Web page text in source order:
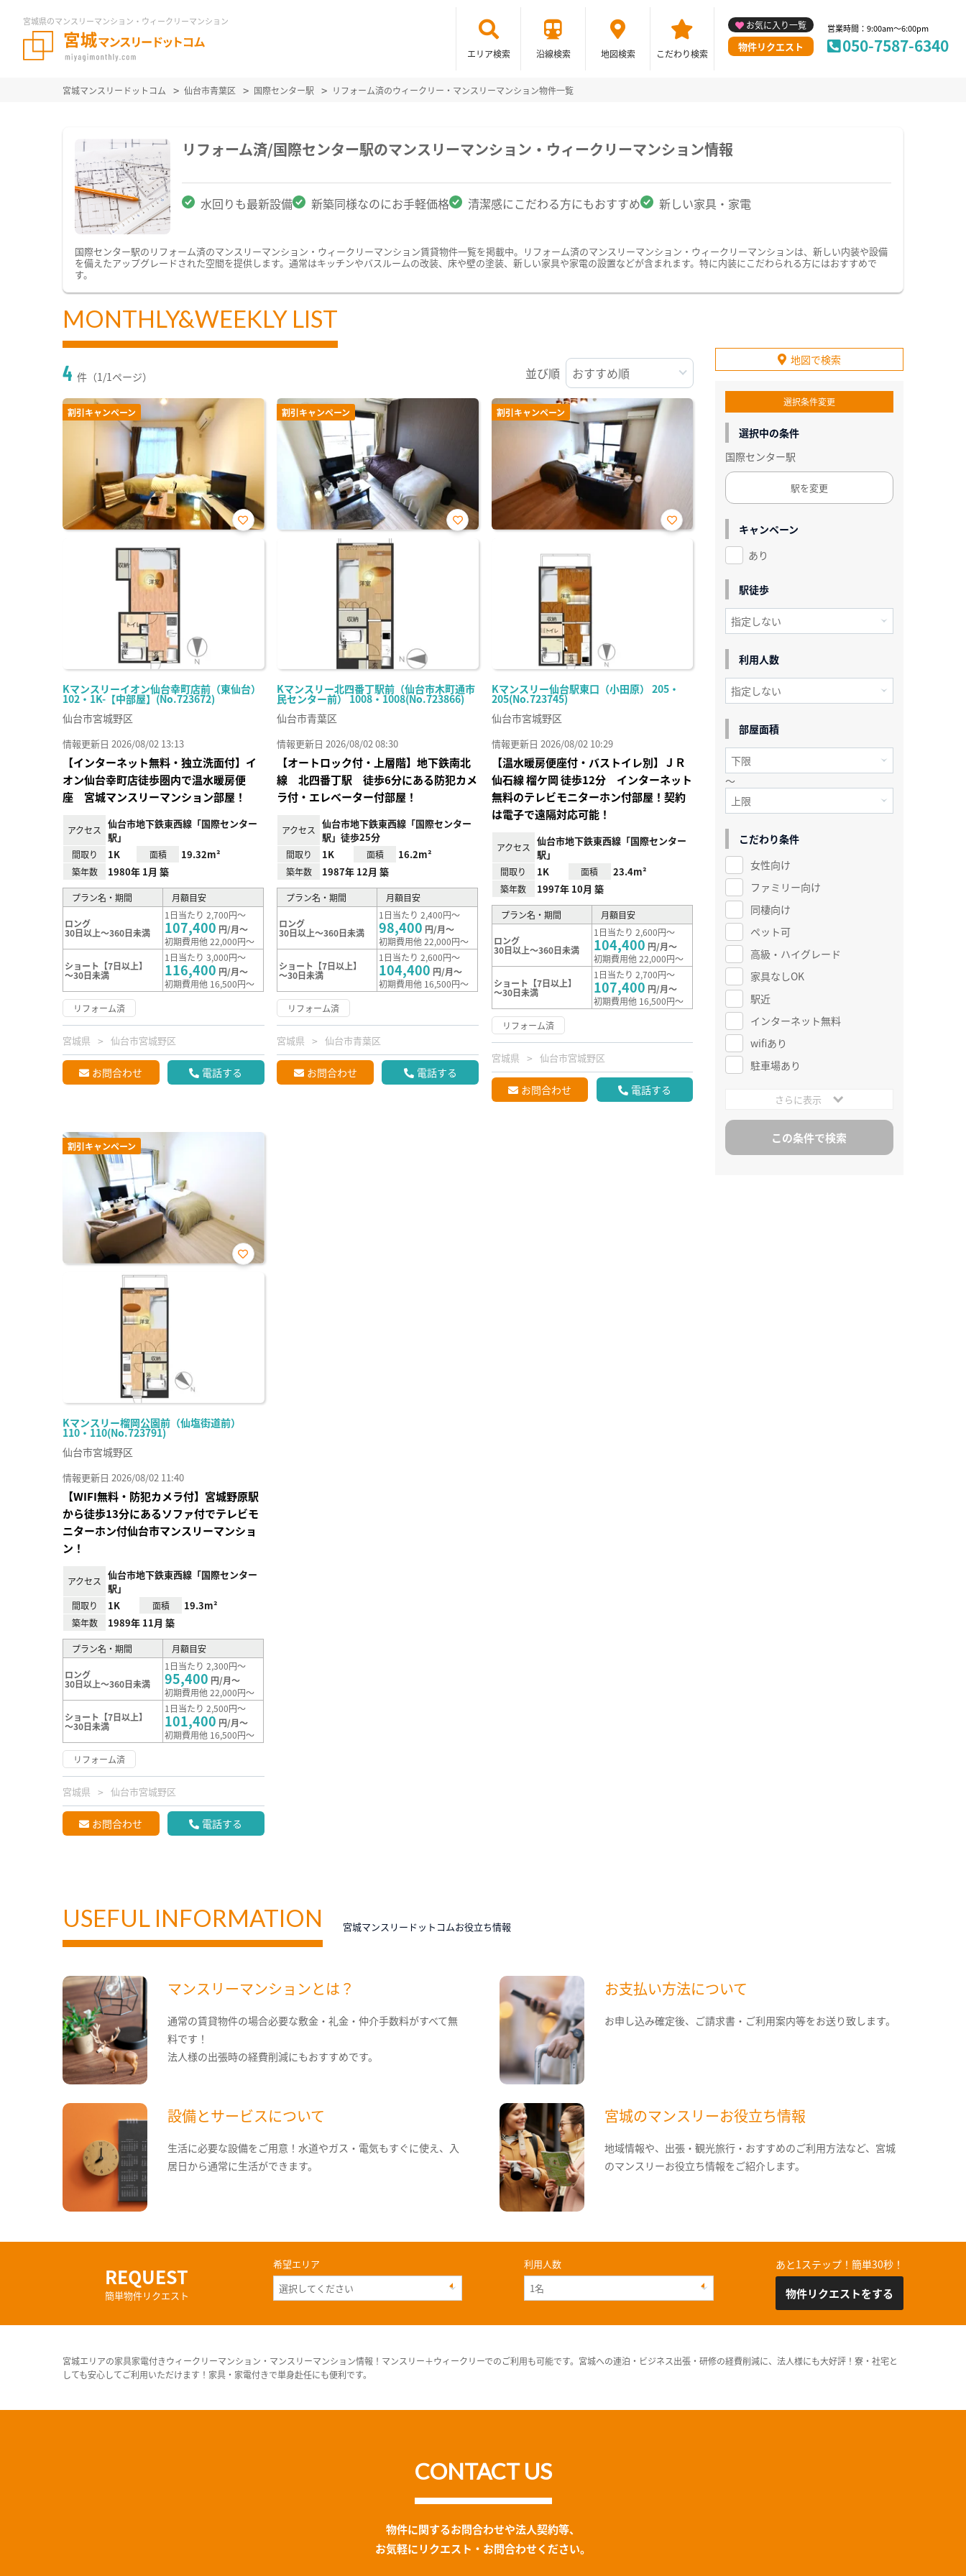
宮城県のマンスリーマンション・ウィークリーマンション
エリア検索 沿線検索 地図検索 こだわり検索
お気に入り一覧
物件リクエスト
営業時間：9:00am～6:00pm
050-7587-6340
宮城マンスリードットコム 仙台市青葉区 国際センター駅 リフォーム済のウィークリー・マンスリーマンション物件一覧
リフォーム済/国際センター駅のマンスリーマンション・ウィークリーマンション情報
水回りも最新設備 新築同様なのにお手軽価格 清潔感にこだわる方にもおすすめ 新しい家具・家電
国際センター駅のリフォーム済のマンスリーマンション・ウィークリーマンション賃貸物件一覧を掲載中。リフォーム済のマンスリーマンション・ウィークリーマンションは、新しい内装や設備
を備えたアップグレードされた空間を提供します。通常はキッチンやバスルームの改装、床や壁の塗装、新しい家具や家電の設置などが含まれます。特に内装にこだわられる方にはおすすめで
す。
MONTHLY&WEEKLY LIST
4 件（1/1ページ） 並び順
割引キャンペーン
Kマンスリーイオン仙台幸町店前（東仙台）
102・1K-【中部屋】(No.723672)
お気
仙台市宮城野区
情報更新日 2026/08/02 13:13
【インターネット無料・独立洗面付】イ
オン仙台幸町店徒歩圏内で温水暖房便
座 宮城マンスリーマンション部屋！
アクセス
仙台市地下鉄東西線「国際センター
駅」
間取り 1K 面積 19.32m²
築年数 1980年 1月 築
プラン名・期間 月額目安
ロング
30日以上～360日未満
1日当たり 2,700円～
107,400 円/月～
初期費用他 22,000円～
ショート【7日以上】
～30日未満
1日当たり 3,000円～
116,400 円/月～
初期費用他 16,500円～
リフォーム済
宮城県 仙台市宮城野区
お問合わせ 電話する
割引キャンペーン
Kマンスリー北四番丁駅前（仙台市木町通市
民センター前） 1008・1008(No.723866)
お気
仙台市青葉区
情報更新日 2026/08/02 08:30
【オートロック付・上層階】地下鉄南北
線 北四番丁駅 徒歩6分にある防犯カメ
ラ付・エレベーター付部屋！
アクセス
仙台市地下鉄東西線「国際センター
駅」徒歩25分
間取り 1K 面積 16.2m²
築年数 1987年 12月 築
プラン名・期間 月額目安
ロング
30日以上～360日未満
1日当たり 2,400円～
98,400 円/月～
初期費用他 22,000円～
ショート【7日以上】
～30日未満
1日当たり 2,600円～
104,400 円/月～
初期費用他 16,500円～
リフォーム済
宮城県 仙台市青葉区
お問合わせ 電話する
割引キャンペーン
Kマンスリー仙台駅東口（小田原） 205・
205(No.723745)
お気
仙台市宮城野区
情報更新日 2026/08/02 10:29
【温水暖房便座付・バストイレ別】ＪＲ
仙⽯線 榴ケ岡 徒歩12分 インターネット
無料のテレビモニターホン付部屋！契約
は電子で遠隔対応可能！
アクセス
仙台市地下鉄東西線「国際センター
駅」
間取り 1K 面積 23.4m²
築年数 1997年 10月 築
プラン名・期間 月額目安
ロング
30日以上～360日未満
1日当たり 2,600円～
104,400 円/月～
初期費用他 22,000円～
ショート【7日以上】
～30日未満
1日当たり 2,700円～
107,400 円/月～
初期費用他 16,500円～
リフォーム済
宮城県 仙台市宮城野区
お問合わせ 電話する
割引キャンペーン
Kマンスリー榴岡公園前（仙塩街道前）
110・110(No.723791)
お気
仙台市宮城野区
情報更新日 2026/08/02 11:40
【WIFI無料・防犯カメラ付】宮城野原駅
から徒歩13分にあるソファ付でテレビモ
ニターホン付仙台市マンスリーマンショ
ン！
アクセス
仙台市地下鉄東西線「国際センター
駅」
間取り 1K 面積 19.3m²
築年数 1989年 11月 築
プラン名・期間 月額目安
ロング
30日以上～360日未満
1日当たり 2,300円～
95,400 円/月～
初期費用他 22,000円～
ショート【7日以上】
～30日未満
1日当たり 2,500円～
101,400 円/月～
初期費用他 16,500円～
リフォーム済
宮城県 仙台市宮城野区
お問合わせ 電話する
地図で検索
選択条件変更
選択中の条件
国際センター駅
駅を変更
キャンペーン
あり
駅徒歩
利用人数
部屋面積
～
こだわり条件
女性向け
ファミリー向け
同棲向け
ペット可
高級・ハイグレード
家具なしOK
駅近
インターネット無料
wifiあり
駐車場あり
さらに表示
USEFUL INFORMATION 宮城マンスリードットコムお役立ち情報
マンスリーマンションとは？
通常の賃貸物件の場合必要な敷金・礼金・仲介手数料がすべて無
料です！
法人様の出張時の経費削減にもおすすめです。
お支払い方法について
お申し込み確定後、ご請求書・ご利用案内等をお送り致します。
設備とサービスについて
生活に必要な設備をご用意！水道やガス・電気もすぐに使え、入
居日から通常に生活ができます。
宮城のマンスリーお役立ち情報
地域情報や、出張・観光旅行・おすすめのご利用方法など、宮城
のマンスリーお役立ち情報をご紹介します。
REQUEST
簡単物件リクエスト
希望エリア 利用人数 あと1ステップ！簡単30秒！
物件リクエストをする
宮城エリアの家具家電付きウィークリーマンション・マンスリーマンション情報！マンスリー＋ウィークリーでのご利用も可能です。宮城への連泊・ビジネス出張・研修の経費削減に、法人様にも大好評！寮・社宅と
しても安心してご利用いただけます！家具・家電付きで単身赴任にも便利です。
CONTACT US
物件に関するお問合わせや法人契約等、
お気軽にリクエスト・お問合わせください。